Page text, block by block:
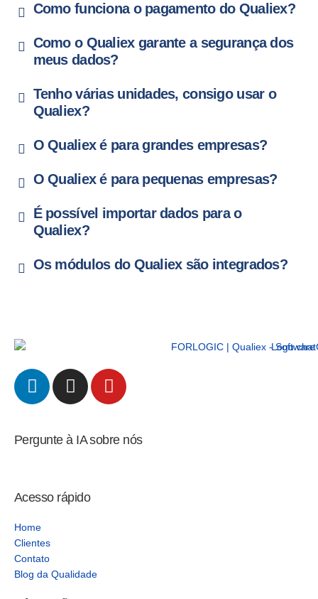
Como funciona o pagamento do Qualiex?
Como o Qualiex garante a segurança dos
meus dados?
Tenho várias unidades, consigo usar o
Qualiex?
O Qualiex é para grandes empresas?
O Qualiex é para pequenas empresas?
É possível importar dados para o
Qualiex?
Os módulos do Qualiex são integrados?
Pergunte à IA sobre nós
Acesso rápido
Home
Clientes
Contato
Blog da Qualidade